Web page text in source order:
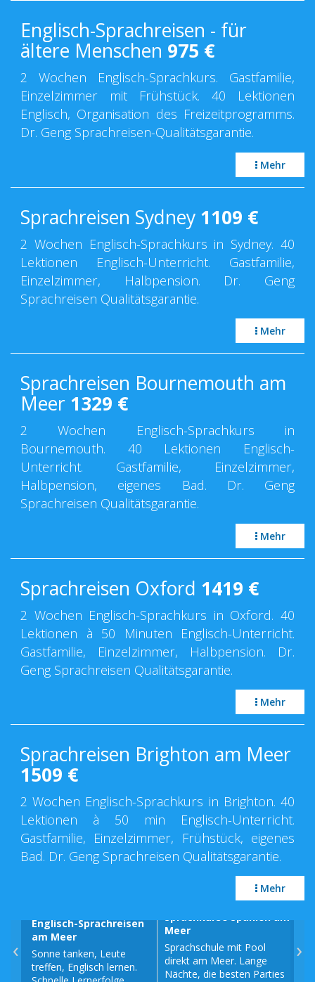
Englisch-Sprachreisen - für
ältere Menschen 975 €
2 Wochen Englisch-Sprachkurs. Gastfamilie,
Einzelzimmer mit Frühstück. 40 Lektionen
Englisch, Organisation des Freizeitprogramms.
Dr. Geng Sprachreisen-Qualitätsgarantie.
Mehr
Sprachreisen Sydney 1109 €
2 Wochen Englisch-Sprachkurs in Sydney. 40
Lektionen Englisch-Unterricht. Gastfamilie,
Einzelzimmer, Halbpension. Dr. Geng
Sprachreisen Qualitätsgarantie.
Mehr
Sprachreisen Bournemouth am
Meer 1329 €
2 Wochen Englisch-Sprachkurs in
Bournemouth. 40 Lektionen Englisch-
Unterricht. Gastfamilie, Einzelzimmer,
Halbpension, eigenes Bad. Dr. Geng
Sprachreisen Qualitätsgarantie.
Mehr
Sprachreisen Oxford 1419 €
2 Wochen Englisch-Sprachkurs in Oxford. 40
Lektionen à 50 Minuten Englisch-Unterricht.
Gastfamilie, Einzelzimmer, Halbpension. Dr.
Geng Sprachreisen Qualitätsgarantie.
Mehr
Sprachreisen Brighton am Meer
1509 €
2 Wochen Englisch-Sprachkurs in Brighton. 40
Lektionen à 50 min Englisch-Unterricht.
Gastfamilie, Einzelzimmer, Frühstück, eigenes
Bad. Dr. Geng Sprachreisen Qualitätsgarantie.
Mehr
Englisch-Sprachreisen
am Meer
Sonne tanken, Leute
treffen, Englisch lernen.
Sprachkurse Spanien am
Meer
Sprachschule mit Pool
direkt am Meer. Lange
Nächte, die besten Parties
‹ ›